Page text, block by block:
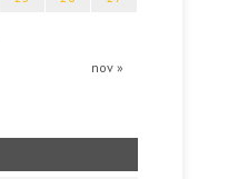
nov »